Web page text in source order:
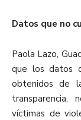
Datos que no
Paola Lazo,
que los datos
obtenidos de
transparencia,
víctimas de